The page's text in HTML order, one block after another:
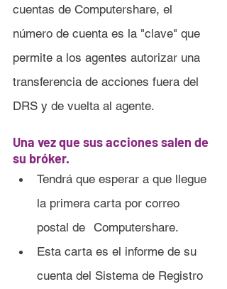
cuentas de Computershare, el
número de cuenta es la "clave" que
permite a los agentes autorizar una
transferencia de acciones fuera del
DRS y de vuelta al agente.
Una vez que sus acciones salen de
su bróker.
Tendrá que esperar a que llegue
la primera carta por correo
postal de 	Computershare.
Esta carta es el informe de su
cuenta del Sistema de Registro